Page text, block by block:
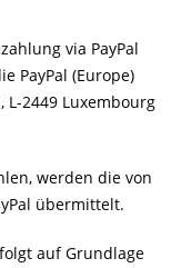
via PayPal
PayPal (Europe)
L-2449 Luxembourg
werden die von
übermittelt.
auf Grundlage